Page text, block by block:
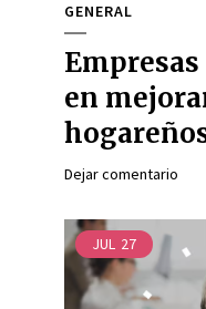
GENERAL
en
Dejar comentario
JUL 27